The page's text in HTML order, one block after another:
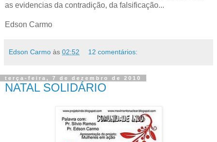
as evidencias da contradição, da falsificação...
Edson Carmo
Edson Carmo às 02:52 12 comentários:
terça-feira, 7 de dezembro de 2010
NATAL SOLIDÁRIO